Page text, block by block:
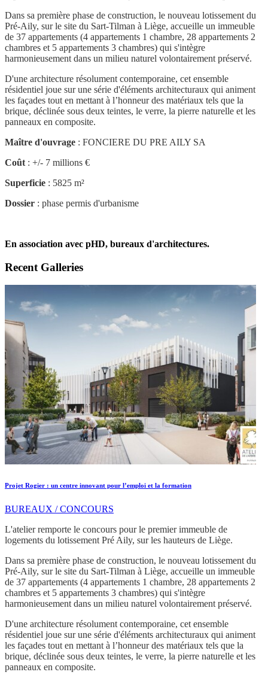
Dans sa première phase de construction, le nouveau lotissement du
Pré-Aily, sur le site du Sart-Tilman à Liège, accueille un immeuble
de 37 appartements (4 appartements 1 chambre, 28 appartements 2
chambres et 5 appartements 3 chambres) qui s'intègre
harmonieusement dans un milieu naturel volontairement préservé.
D'une architecture résolument contemporaine, cet ensemble
résidentiel joue sur une série d'éléments architecturaux qui animent
les façades tout en mettant à l’honneur des matériaux tels que la
brique, déclinée sous deux teintes, le verre, la pierre naturelle et les
panneaux en composite.
Maître d'ouvrage : FONCIERE DU PRE AILY SA
Coût : +/- 7 millions €
Superficie : 5825 m²
Dossier : phase permis d'urbanisme
En association avec pHD, bureaux d'architectures.
Recent Galleries
Projet Rogier : un centre innovant pour l’emploi et la formation
BUREAUX / CONCOURS
L'atelier remporte le concours pour le premier immeuble de
logements du lotissement Pré Aily, sur les hauteurs de Liège.
Dans sa première phase de construction, le nouveau lotissement du
Pré-Aily, sur le site du Sart-Tilman à Liège, accueille un immeuble
de 37 appartements (4 appartements 1 chambre, 28 appartements 2
chambres et 5 appartements 3 chambres) qui s'intègre
harmonieusement dans un milieu naturel volontairement préservé.
D'une architecture résolument contemporaine, cet ensemble
résidentiel joue sur une série d'éléments architecturaux qui animent
les façades tout en mettant à l’honneur des matériaux tels que la
brique, déclinée sous deux teintes, le verre, la pierre naturelle et les
panneaux en composite.